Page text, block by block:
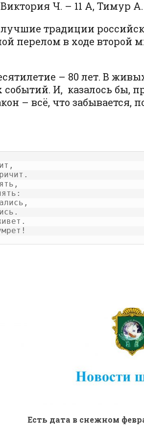
Ч. – 11 А, Тимур А.
традиции
перелом в ходе второй
– 80 лет. В
И, казалось бы,
– всё, что забывается,
Есть дата в снежном